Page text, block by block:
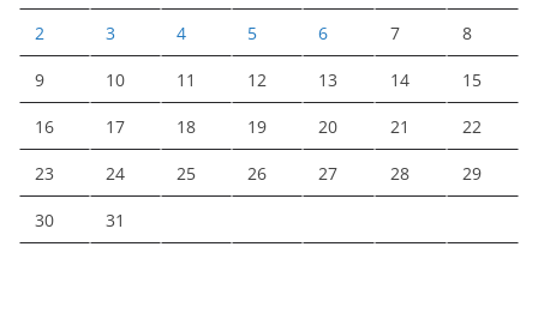
2 3 4 5 6 7 8
9 10 11 12 13 14 15
16 17 18 19 20 21 22
23 24 25 26 27 28 29
30 31